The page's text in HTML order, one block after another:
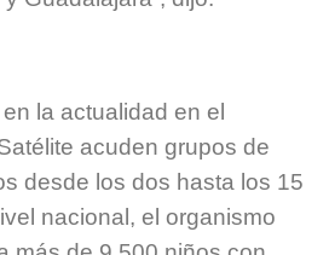
la actualidad en el
acuden grupos de
desde los dos hasta los 15
nacional, el organismo